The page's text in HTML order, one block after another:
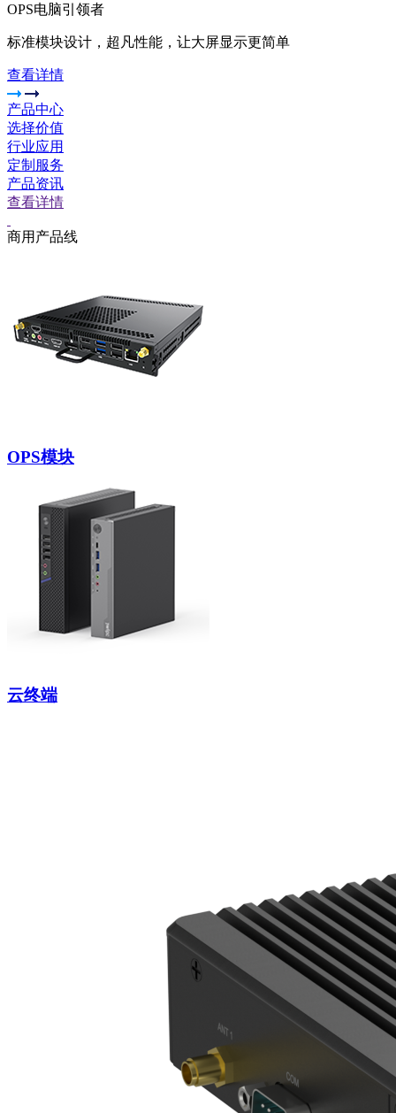
OPS电脑引领者
标准模块设计，超凡性能，让大屏显示更简单
查看详情
产品中心
选择价值
行业应用
定制服务
产品资讯
查看详情
商用产品线
OPS模块
云终端